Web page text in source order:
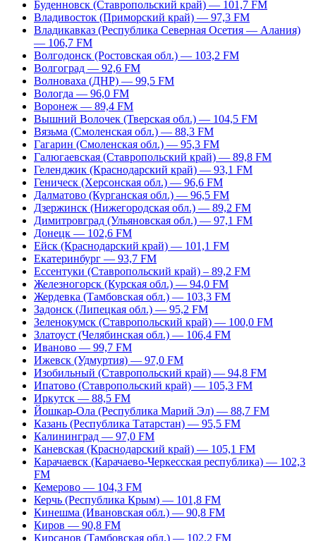
Буденновск (Ставропольский край) — 101,7 FM
Владивосток (Приморский край) — 97,3 FM
Владикавказ (Республика Северная Осетия — Алания)
— 106,7 FM
Волгодонск (Ростовская обл.) — 103,2 FM
Волгоград — 92,6 FM
Волноваха (ДНР) — 99,5 FM
Вологда — 96,0 FM
Воронеж — 89,4 FM
Вышний Волочек (Тверская обл.) — 104,5 FM
Вязьма (Смоленская обл.) — 88,3 FM
Гагарин (Смоленская обл.) — 95,3 FM
Галюгаевская (Ставропольский край) — 89,8 FM
Геленджик (Краснодарский край) — 93,1 FM
Геническ (Херсонская обл.) — 96,6 FM
Далматово (Курганская обл.) — 96,5 FM
Дзержинск (Нижегородская обл.) — 89,2 FM
Димитровград (Ульяновская обл.) — 97,1 FM
Донецк — 102,6 FM
Ейск (Краснодарский край) — 101,1 FM
Екатеринбург — 93,7 FM
Ессентуки (Ставропольский край) – 89,2 FM
Железногорск (Курская обл.) — 94,0 FM
Жердевка (Тамбовская обл.) — 103,3 FM
Задонск (Липецкая обл.) — 95,2 FM
Зеленокумск (Ставропольский край) — 100,0 FM
Златоуст (Челябинская обл.) — 106,4 FM
Иваново — 99,7 FM
Ижевск (Удмуртия) — 97,0 FM
Изобильный (Ставропольский край) — 94,8 FM
Ипатово (Ставропольский край) — 105,3 FM
Иркутск — 88,5 FM
Йошкар-Ола (Республика Марий Эл) — 88,7 FM
Казань (Республика Татарстан) — 95,5 FM
Калининград — 97,0 FM
Каневская (Краснодарский край) — 105,1 FM
Карачаевск (Карачаево-Черкесская республика) — 102,3
FM
Кемерово — 104,3 FM
Керчь (Республика Крым) — 101,8 FM
Кинешма (Ивановская обл.) — 90,8 FM
Киров — 90,8 FM
Кирсанов (Тамбовская обл.) — 102,2 FM